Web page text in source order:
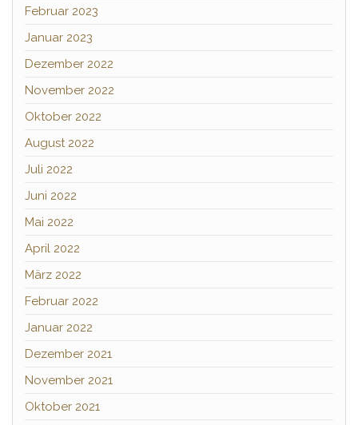
Februar 2023
Januar 2023
Dezember 2022
November 2022
Oktober 2022
August 2022
Juli 2022
Juni 2022
Mai 2022
April 2022
März 2022
Februar 2022
Januar 2022
Dezember 2021
November 2021
Oktober 2021